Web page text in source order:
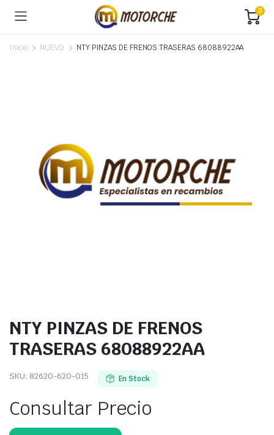
0
Inicio NUEVO NTY PINZAS DE FRENOS TRASERAS 68088922AA
NTY PINZAS DE FRENOS
TRASERAS 68088922AA
SKU: 82620-620-015 En Stock
Consultar Precio